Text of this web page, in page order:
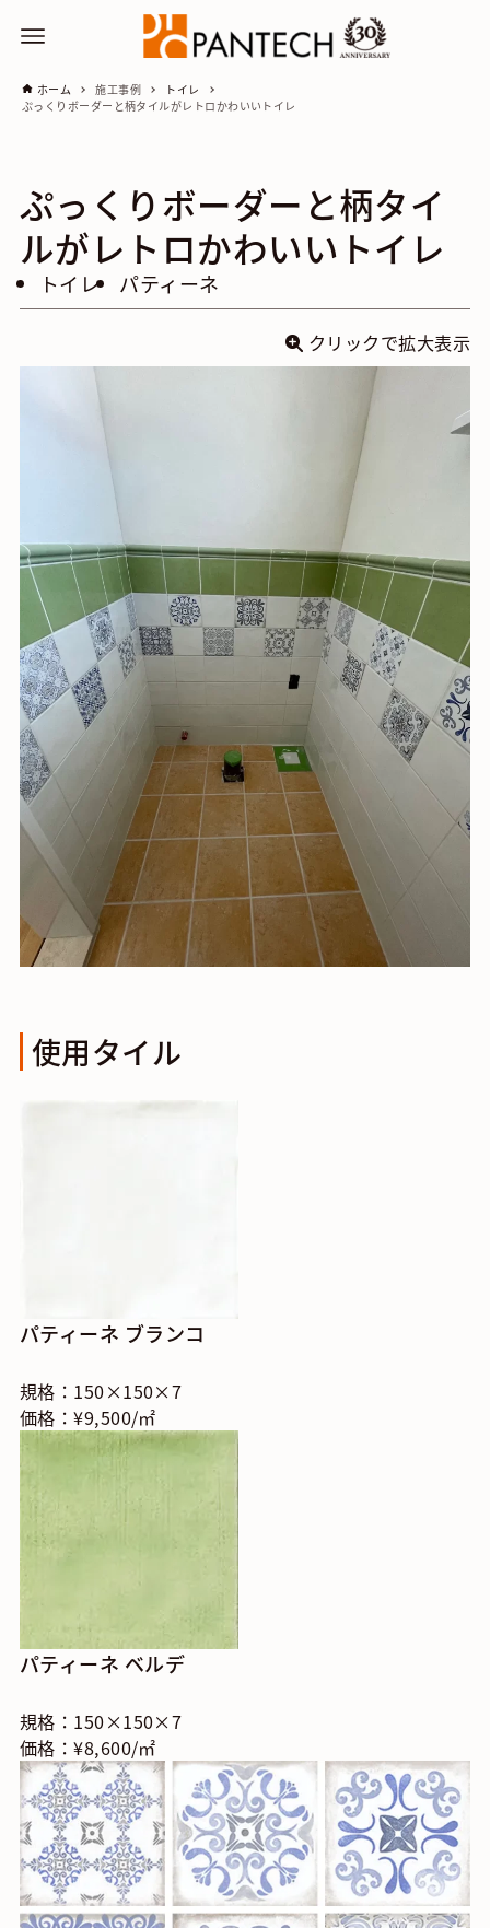
ホーム 施工事例
トイレ
ぷっくりボーダーと柄タイルがレトロかわいいトイレ
ぷっくりボーダーと柄タイ
ルがレトロかわいいトイレ
トイレ パティーネ
クリックで拡大表示
使用タイル
パティーネ ブランコ
規格：150×150×7
価格：¥9,500/㎡
パティーネ ベルデ
規格：150×150×7
価格：¥8,600/㎡